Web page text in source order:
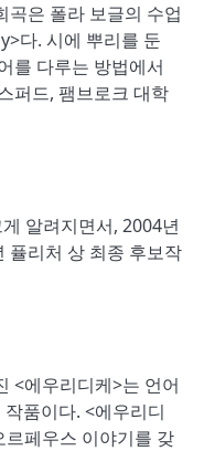
곡은 폴라 보글의 수업
다. 시에 뿌리를 둔
를 다루는 방법에서
퍼드, 팸브로크 대학
알려지면서, 2004년
퓰리처 상 최종 후보작
<에우리디케>는 언어
품이다. <에우리디
페우스 이야기를 갖